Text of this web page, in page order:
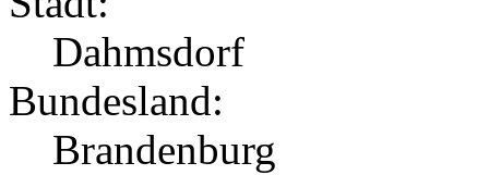
Dahmsdorf
Bundesland:
Brandenburg